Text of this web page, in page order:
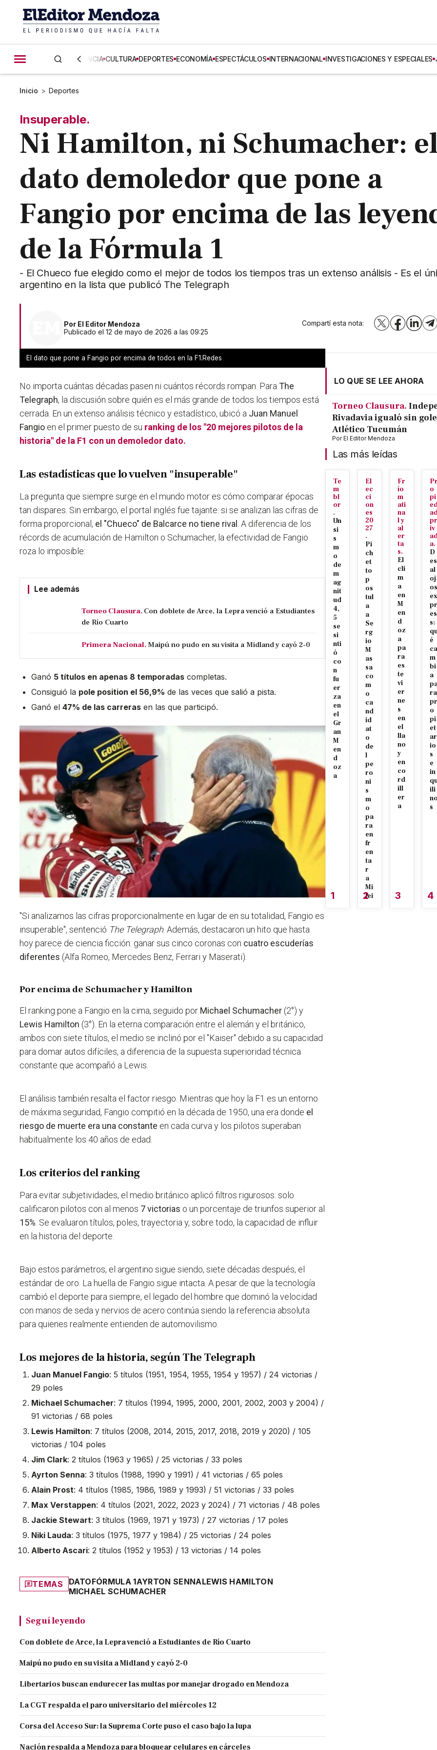
CIENCIA CULTURA DEPORTES ECONOMÍA ESPECTÁCULOS INTERNACIONAL INVESTIGACIONES Y ESPECIALES
Inicio > Deportes
Insuperable.
Ni Hamilton, ni Schumacher:
dato demoledor que pone a
Fangio por encima de las
de la Fórmula 1
- El Chueco fue elegido como el mejor de todos los tiempos tras un extenso análisis - Es el
argentino en la lista que publicó The Telegraph
Por El Editor Mendoza
Publicado el 12 de mayo de 2026 a las 09:25
Compartí esta nota: X Facebook
El dato que pone a Fangio por encima de todos en la F1.Redes
No importa cuántas décadas pasen ni cuántos récords rompan. ParaThe
Telegraph, la discusión sobre quién es el más grande de todos los tiempos está
cerrada. En un extenso análisis técnico y estadístico, ubicó a Juan Manuel
Fangio en el primer puesto de su ranking de los "20 mejores pilotos de la
historia" de la F1 con un demoledor dato.
Las estadísticas que lo vuelven "insuperable"
La pregunta que siempre surge en el mundo motor es cómo comparar épocas
tan dispares. Sin embargo, el portal inglés fue tajante: si se analizan las cifras de
forma proporcional, el "Chueco" de Balcarce no tiene rival . A diferencia de los
récords de acumulación de Hamilton o Schumacher, la efectividad de Fangio
roza lo imposible:
Lee además
Torneo Clausura. Con doblete de Arce, la Lepra venció a Estudiantes
de Río Cuarto
Primera Nacional. Maipú no pudo en su visita a Midland y cayó 2-0
Ganó 5 títulos en apenas 8 temporadas completas.
Consiguió la pole position el 56,9% de las veces que salió a pista.
Ganó el47% de las carreras en las que participó.
"Si analizamos las cifras proporcionalmente en lugar de en su totalidad, Fangio es
insuperable", sentenció The Telegraph. Además, destacaron un hito que hasta
hoy parece de ciencia ficción: ganar sus cinco coronas con cuatro escuderías
diferentes (Alfa Romeo, Mercedes Benz, Ferrari y Maserati).
Por encima de Schumacher y Hamilton
El ranking pone a Fangio en la cima, seguido por Michael Schumacher (2°) y
Lewis Hamilton (3°). En la eterna comparación entre el alemán y el británico,
ambos con siete títulos, el medio se inclinó por el "Kaiser" debido a su capacidad
para domar autos difíciles, a diferencia de la supuesta superioridad técnica
constante que acompañó a Lewis.
El análisis también resalta el factor riesgo. Mientras que hoy la F1 es un entorno
de máxima seguridad, Fangio compitió en la década de 1950, una era donde el
riesgo de muerte era una constante en cada curva y los pilotos superaban
habitualmente los 40 años de edad.
Los criterios del ranking
Para evitar subjetividades, el medio británico aplicó filtros rigurosos: solo
calificaron pilotos con al menos 7 victorias o un porcentaje de triunfos superior al
15%. Se evaluaron títulos, poles, trayectoria y, sobre todo, la capacidad de influir
en la historia del deporte.
Bajo estos parámetros, el argentino sigue siendo, siete décadas después, el
estándar de oro. La huella de Fangio sigue intacta. A pesar de que la tecnología
cambió el deporte para siempre, el legado del hombre que dominó la velocidad
con manos de seda y nervios de acero continúa siendo la referencia absoluta
para quienes realmente entienden de automovilismo.
Los mejores de la historia, según The Telegraph
Juan Manuel Fangio: 5 títulos (1951, 1954, 1955, 1954 y 1957) / 24 victorias /
29 poles
Michael Schumacher: 7 títulos (1994, 1995, 2000, 2001, 2002, 2003 y 2004) /
91 victorias / 68 poles
Lewis Hamilton: 7 títulos (2008, 2014, 2015, 2017, 2018, 2019 y 2020) / 105
victorias / 104 poles
Jim Clark: 2 títulos (1963 y 1965) / 25 victorias / 33 poles
Ayrton Senna: 3 títulos (1988, 1990 y 1991) / 41 victorias / 65 poles
Alain Prost: 4 títulos (1985, 1986, 1989 y 1993) / 51 victorias / 33 poles
Max Verstappen: 4 títulos (2021, 2022, 2023 y 2024) / 71 victorias / 48 poles
Jackie Stewart: 3 títulos (1969, 1971 y 1973) / 27 victorias / 17 poles
Niki Lauda: 3 títulos (1975, 1977 y 1984) / 25 victorias / 24 poles
Alberto Ascari: 2 títulos (1952 y 1953) / 13 victorias / 14 poles
TEMAS DATOFÓRMULA 1AYRTON SENNALEWIS HAMILTON
MICHAEL SCHUMACHER
Seguí leyendo
Con doblete de Arce, la Lepra venció a Estudiantes de Río Cuarto
Maipú no pudo en su visita a Midland y cayó 2-0
Libertarios buscan endurecer las multas por manejar drogado en Mendoza
La CGT respalda el paro universitario del miércoles 12
Corsa del Acceso Sur: la Suprema Corte puso el caso bajo la lupa
Nación respalda a Mendoza para bloquear celulares en cárceles
LO QUE SE LEE AHORA
Torneo Clausura.
Rivadavia igualó sin
Atlético Tucumán
PorEl Editor Mendoza
Las más leídas
Te
m
bl
or
.
Un
si
s
m
o
de
m
ag
nit
ud
4,
5
se
si
nti
ó
co
n
fu
er
za
en
el
Gr
an
M
en
d
oz
a
1
El
ec
ci
on
es
20
27
.
Pi
ch
et
to
p
os
tul
a
a
Se
rg
io
M
as
sa
co
m
o
ca
nd
id
at
o
de
l
pe
ro
ni
s
m
o
pa
ra
en
fr
en
ta
r
a
Mi
lei
2
Fr
ío
m
ati
na
l y
al
er
ta
s.
El
cli
m
a
en
M
en
d
oz
a
pa
ra
es
te
vi
er
ne
s
en
el
lla
no
y
en
co
rd
ill
er
a
3
o
pi
pr
iv
a.
D
es
al
oj
os
ex
pr
es
s:
é
ca
m
bi
a
ra
pr
o
pi
et
ar
io
s
e
in
ili
s
4